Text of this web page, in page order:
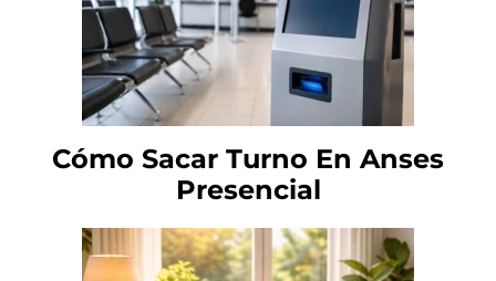
Cómo Sacar Turno En Anses
Presencial